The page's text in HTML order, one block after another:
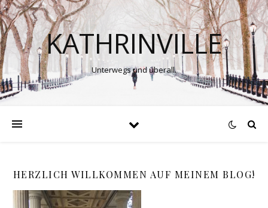
KATHRINVILLE
Unterwegs und überall.
HERZLICH WILLKOMMEN AUF MEINEM BLOG!